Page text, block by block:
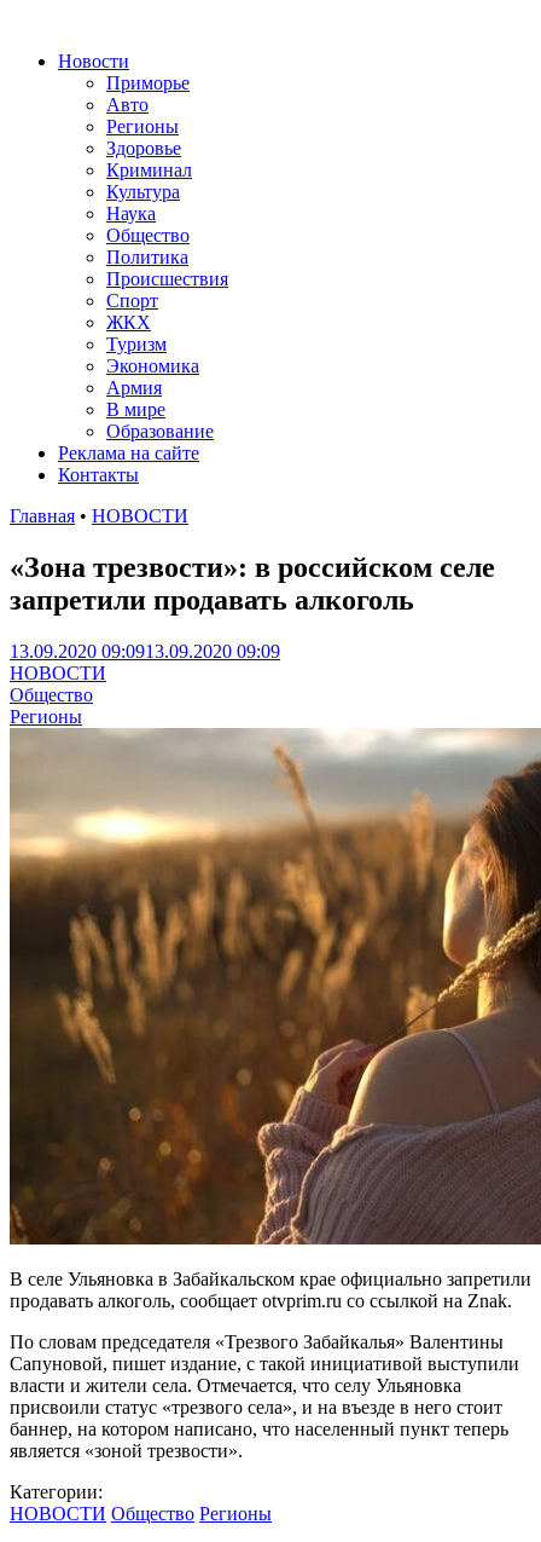
Новости
Приморье
Авто
Регионы
Здоровье
Криминал
Культура
Наука
Общество
Политика
Происшествия
Спорт
ЖКХ
Туризм
Экономика
Армия
В мире
Образование
Реклама на сайте
Контакты
Главная • НОВОСТИ
«Зона трезвости»: в российском селе
запретили продавать алкоголь
13.09.2020 09:0913.09.2020 09:09
НОВОСТИ
Общество
Регионы
В селе Ульяновка в Забайкальском крае официально запретили
продавать алкоголь, сообщает otvprim.ru со ссылкой на Znak.
По словам председателя «Трезвого Забайкалья» Валентины
Сапуновой, пишет издание, с такой инициативой выступили
власти и жители села. Отмечается, что селу Ульяновка
присвоили статус «трезвого села», и на въезде в него стоит
баннер, на котором написано, что населенный пункт теперь
является «зоной трезвости».
Категории:
НОВОСТИ Общество Регионы